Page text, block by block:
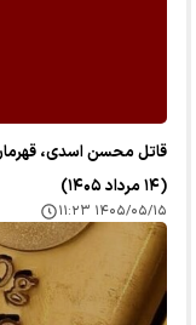
قاتل محسن اسدی،
(۱۴ مرداد ۱۴۰۵)
۱۴۰۵/۰۵/۱۵ ۱۱:۲۳